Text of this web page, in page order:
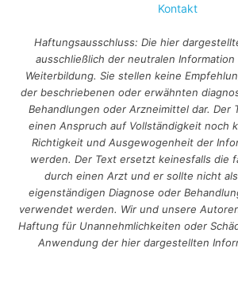
Kontakt
Haftungsausschluss: Die hier
ausschließlich der neutralen Information
Weiterbildung. Sie stellen keine
der beschriebenen oder erwähnten
Behandlungen oder Arzneimittel dar. Der
einen Anspruch auf Vollständigkeit noch
Richtigkeit und Ausgewogenheit der
werden. Der Text ersetzt keinesfalls die
durch einen Arzt und er sollte nicht
eigenständigen Diagnose oder
verwendet werden. Wir und unsere
Haftung für Unannehmlichkeiten oder
Anwendung der hier dargestellten